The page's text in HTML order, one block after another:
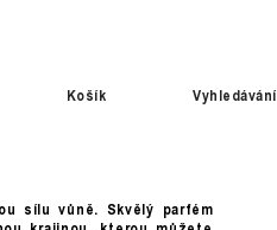
Košík
Vyhledávání
sílu vůně. Skvělý parfém